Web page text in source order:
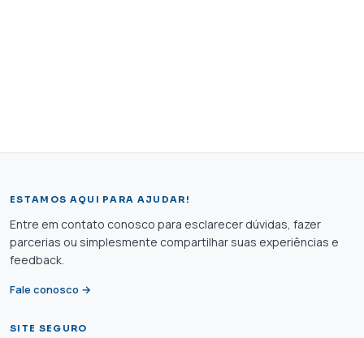
ESTAMOS AQUI PARA AJUDAR!
Entre em contato conosco para esclarecer dúvidas, fazer
parcerias ou simplesmente compartilhar suas experiências e
feedback.
Fale conosco →
SITE SEGURO